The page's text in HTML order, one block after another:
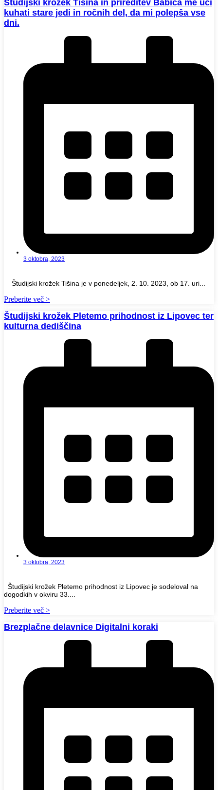
Študijski krožek Tišina in prireditev Babica me uči
kuhati stare jedi in ročnih del, da mi polepša vse
dni.
3 oktobra, 2023
Študijski krožek Tišina je v ponedeljek, 2. 10. 2023, ob 17. uri...
Preberite več >
Študijski krožek Pletemo prihodnost iz Lipovec ter
kulturna dediščina
3 oktobra, 2023
Študijski krožek Pletemo prihodnost iz Lipovec je sodeloval na
dogodkih v okviru 33....
Preberite več >
Brezplačne delavnice Digitalni koraki